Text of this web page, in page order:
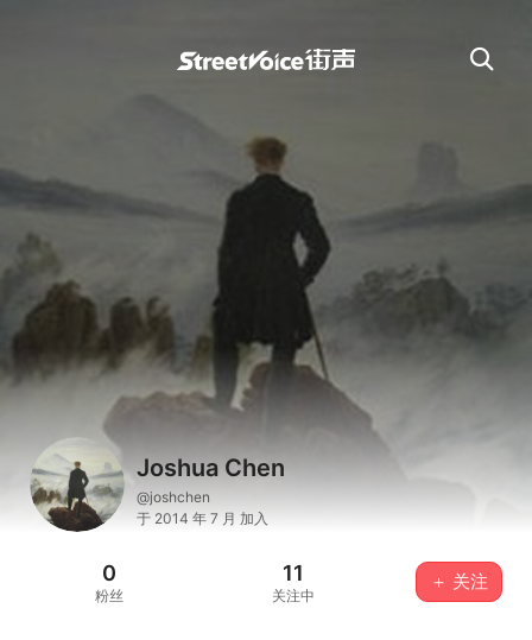
Joshua Chen
@joshchen
于 2014 年 7 月 加入
0
粉丝
11
关注中
＋ 关注